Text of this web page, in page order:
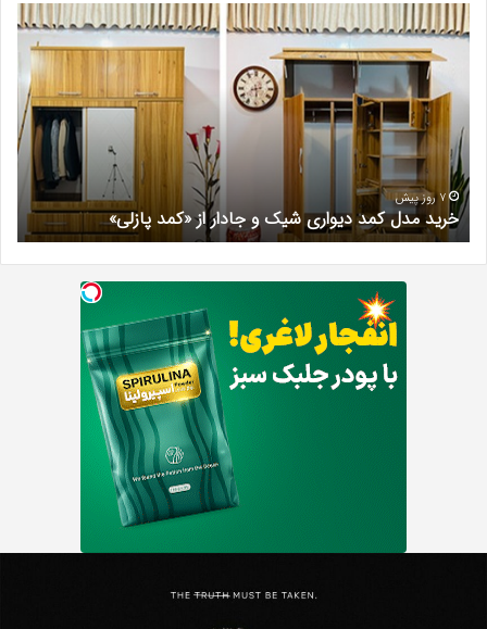
خرید
مدل
دیواری
شیک
جادار
از
«کمد
پازلی»
7 روز پیش
خرید مدل کمد دیواری شیک و جادار از «کمد پازلی»
در